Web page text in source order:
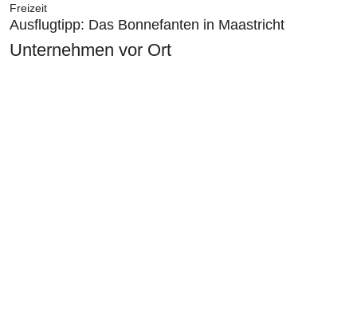
Freizeit
Ausflugtipp: Das Bonnefanten in Maastricht
Unternehmen vor Ort